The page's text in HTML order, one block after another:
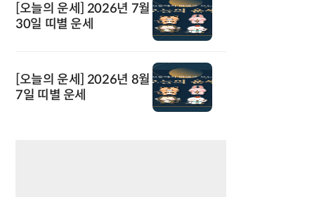
[오늘의 운세] 2026년 7월
30일 띠별 운세
[오늘의 운세] 2026년 8월
7일 띠별 운세